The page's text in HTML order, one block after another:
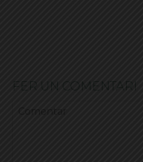
FER UN COMENTARI